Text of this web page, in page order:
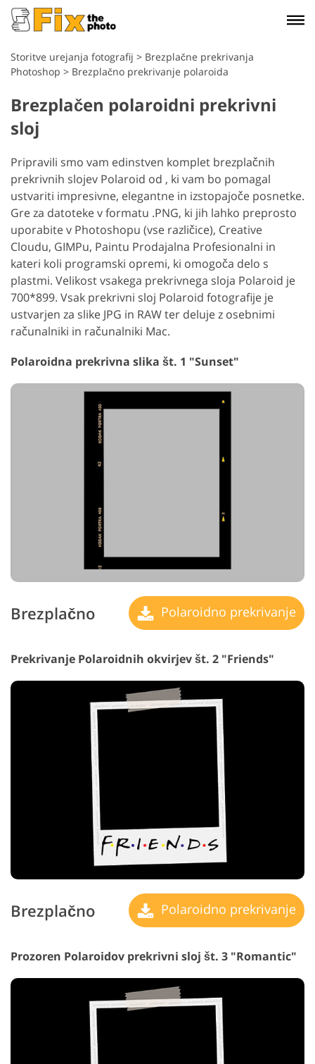
Storitve urejanja fotografij > Brezplačne prekrivanja
Photoshop > Brezplačno prekrivanje polaroida
Brezplačen polaroidni prekrivni
sloj
Pripravili smo vam edinstven komplet brezplačnih
prekrivnih slojev Polaroid od , ki vam bo pomagal
ustvariti impresivne, elegantne in izstopajoče posnetke.
Gre za datoteke v formatu .PNG, ki jih lahko preprosto
uporabite v Photoshopu (vse različice), Creative
Cloudu, GIMPu, Paintu Prodajalna Profesionalni in
kateri koli programski opremi, ki omogoča delo s
plastmi. Velikost vsakega prekrivnega sloja Polaroid je
700*899. Vsak prekrivni sloj Polaroid fotografije je
ustvarjen za slike JPG in RAW ter deluje z osebnimi
računalniki in računalniki Mac.
Polaroidna prekrivna slika št. 1 "Sunset"
Brezplačno Polaroidno prekrivanje
Prekrivanje Polaroidnih okvirjev št. 2 "Friends"
Brezplačno Polaroidno prekrivanje
Prozoren Polaroidov prekrivni sloj št. 3 "Romantic"